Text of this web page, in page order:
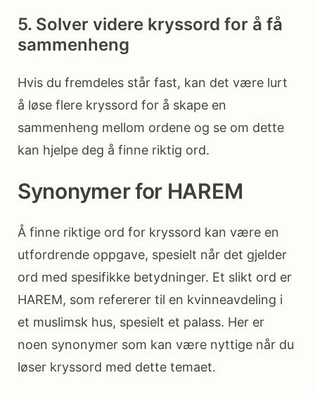
5. Solver videre kryssord for å få
sammenheng
Hvis du fremdeles står fast, kan det være lurt
å løse flere kryssord for å skape en
sammenheng mellom ordene og se om dette
kan hjelpe deg å finne riktig ord.
Synonymer for HAREM
Å finne riktige ord for kryssord kan være en
utfordrende oppgave, spesielt når det gjelder
ord med spesifikke betydninger. Et slikt ord er
HAREM, som refererer til en kvinneavdeling i
et muslimsk hus, spesielt et palass. Her er
noen synonymer som kan være nyttige når du
løser kryssord med dette temaet.